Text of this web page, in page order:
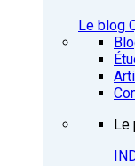
Le blog
Le